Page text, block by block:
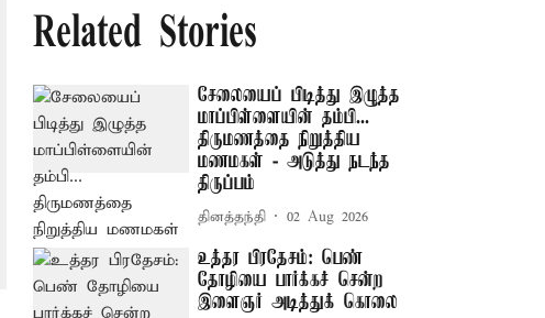
Related Stories
சேலையைப் பிடித்து இழுத்த
மாப்பிள்ளையின் தம்பி...
திருமணத்தை நிறுத்திய
மணமகள் - அடுத்து நடந்த
திருப்பம்
தினத்தந்தி 02 Aug 2026
உத்தர பிரதேசம்: பெண்
தோழியை பார்க்கச் சென்ற
இளைஞர் அடித்துக் கொலை